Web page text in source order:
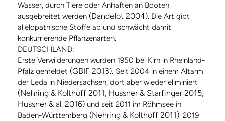
Wasser, durch Tiere oder Anhaften an Booten
ausgebreitet werden (Dandelot 2004). Die Art gibt
allelopathische Stoffe ab und schwächt damit
konkurrierende Pflanzenarten.
DEUTSCHLAND:
Erste Verwilderungen wurden 1950 bei Kirn in Rheinland-
Pfalz gemeldet (GBIF 2013). Seit 2004 in einem Altarm
der Leda in Niedersachsen, dort aber wieder eliminiert
(Nehring & Kolthoff 2011, Hussner & Starfinger 2015,
Hussner & al. 2016) und seit 2011 im Röhmsee in
Baden-Württemberg (Nehring & Kolthoff 2011). 2019